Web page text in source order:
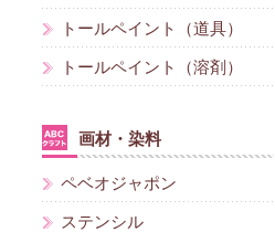
トールペイント（道具）
トールペイント（溶剤）
画材・染料
ペベオジャポン
ステンシル